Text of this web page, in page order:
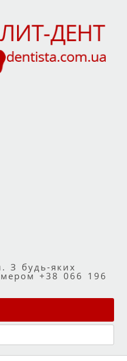
З будь-яких
+38 066 196